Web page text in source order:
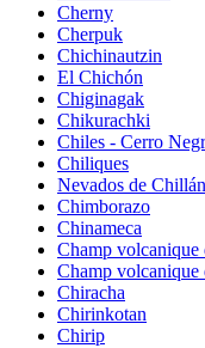
Cherny
Cherpuk
Chichinautzin
El Chichón
Chiginagak
Chikurachki
Chiles - Cerro
Chiliques
Nevados de Chillán
Chimborazo
Chinameca
Champ volcanique
Champ volcanique
Chiracha
Chirinkotan
Chirip